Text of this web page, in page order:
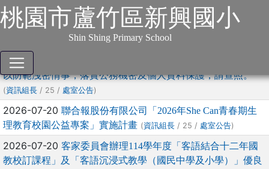
跳到主要內容
網站導覽
桃園市蘆竹區新興國小
Shin Shing Primary School
本站消息 分月文章
文章列表
2026-07-20
以防範洩密情事，落實公務機密及個人資料保護，請查照。
(資訊組長 / 25 / 處室公告)
2026-07-20 聯合報股份有限公司「2026年She Can青春期生
理教育校園公益專案」實施計畫 (資訊組長 / 25 / 處室公告)
2026-07-20 客家委員會辦理114學年度「客語結合十二年國
教校訂課程」及「客語沉浸式教學（國民中學及小學）」優良